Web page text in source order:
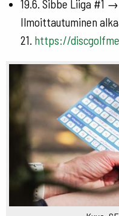
19.6. Sibbe Liiga #1
Ilmoittautuminen
21. https://